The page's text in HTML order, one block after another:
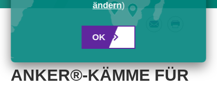
ANKER®-KÄMME FÜR
ändern)
OK